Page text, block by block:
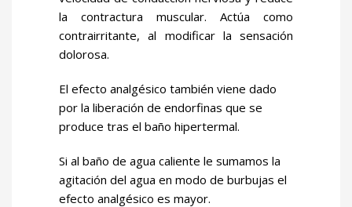
la contractura muscular. Actúa como
contrairritante, al modificar la sensación
dolorosa.
El efecto analgésico también viene dado
por la liberación de endorfinas que se
produce tras el baño hipertermal.
Si al baño de agua caliente le sumamos la
agitación del agua en modo de burbujas el
efecto analgésico es mayor.